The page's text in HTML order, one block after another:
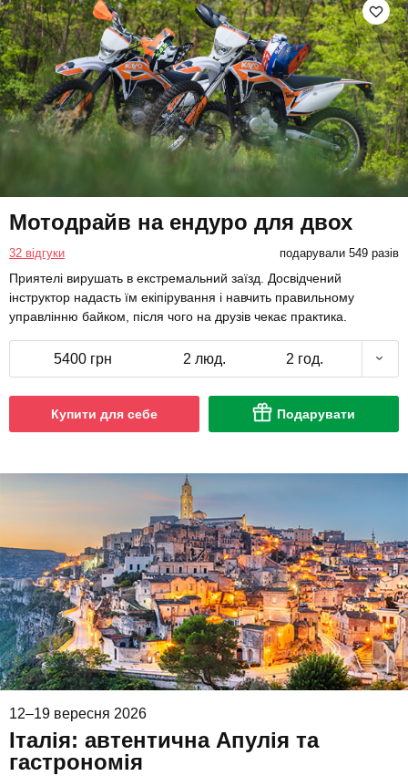
Мотодрайв на ендуро для двох
32 відгуки подарували 549 разів
Приятелі вирушать в екстремальний заїзд. Досвідчений
інструктор надасть їм екіпірування і навчить правильному
управлінню байком, після чого на друзів чекає практика.
5400 грн 2 люд. 2 год.
Купити для себе Подарувати
12–19 вересня 2026
Італія: автентична Апулія та
гастрономія